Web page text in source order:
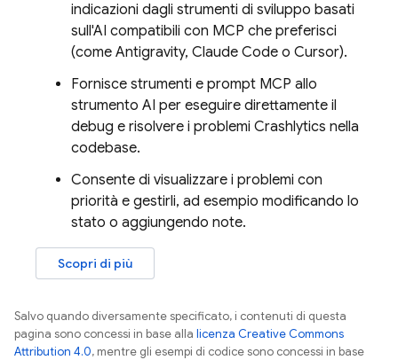
indicazioni dagli strumenti di sviluppo basati
sull'AI compatibili con MCP che preferisci
(come Antigravity, Claude Code o Cursor).
Fornisce strumenti e prompt MCP allo
strumento AI per eseguire direttamente il
debug e risolvere i problemi Crashlytics nella
codebase.
Consente di visualizzare i problemi con
priorità e gestirli, ad esempio modificando lo
stato o aggiungendo note.
Scopri di più
Salvo quando diversamente specificato, i contenuti di questa
pagina sono concessi in base alla licenza Creative Commons
Attribution 4.0, mentre gli esempi di codice sono concessi in base